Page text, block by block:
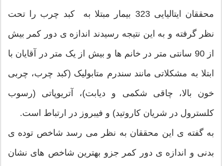
محققان ایتالیایی 323 بیمار مبتلا به کبد چرب را تحت
نظر گرفته و به این نتیجه رسیدند اندازه ی دور کمر بیش
از 90 سانتی متر در خانم ها و بیش از یک متر در آقایان با
ابتلا به مشکلاتی مانند سندرم متابولیک (کبد چرب، چربی
خون بالا، چاقی شکمی و دیابت)، آتریوپاتی (رسوب
کلسترول در شریان کاروتید) و فیبروز در ارتباط است.
به گفته ی این محققان به نظر می رسد شاخص توده ی
بدنی و اندازه ی دور کمر جزو بهترین شاخص های نشان